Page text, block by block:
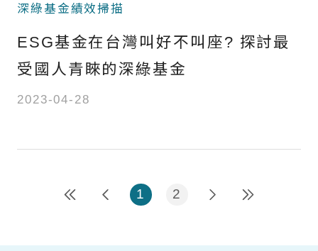
深綠基金績效掃描
ESG基金在台灣叫好不叫座? 探討最
受國人青睞的深綠基金
2023-04-28
1 2